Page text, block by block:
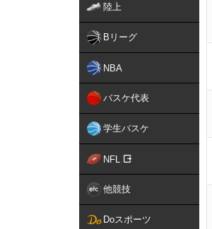
陸上
Bリーグ
NBA
バスケ代表
学生バスケ
NFL
他競技
Doスポーツ